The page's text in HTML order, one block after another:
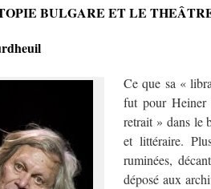
BULGARE ET LE
Ce que sa «
fut pour Heiner
retrait » dans le
et littéraire.
ruminées,
déposé aux